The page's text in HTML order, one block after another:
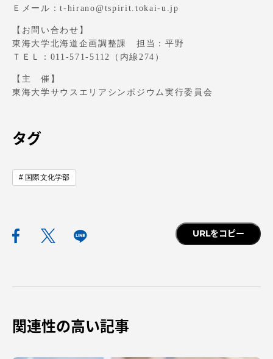
Ｅメール：t-hirano@tspirit.tokai-u.jp
【お問い合わせ】
東海大学北海道企画調整課 担当：平野
ＴＥＬ：011-571-5112（内線274）
【主 催】
東海大学サウスエリアシンポジウム実行委員会
タグ
国際文化学部
URLをコピー
関連性の高い記事